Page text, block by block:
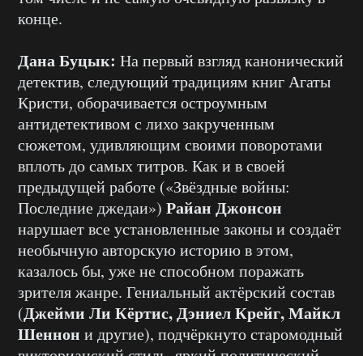
конце.
Дана Буцык: На первый взгляд канонический
детектив, следующий традициям книг Агаты
Кристи, оборачивается остроумным
антидетективом с лихо закрученным
сюжетом, удивляющим своими поворотами
вплоть до самых титров. Как и в своей
предыдущей работе («Звёздные войны:
Последние джедаи») Райан Джонсон
нарушает все установленные законы и создаёт
необычную авторскую историю в этом,
казалось бы, уже не способном поражать
зрителя жанре. Гениальный актёрский состав
(Джейми Ли Кёртис, Дэниел Крейг, Майкл
Шеннон и другие), подчёркнуто старомодный